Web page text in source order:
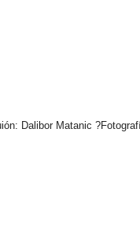
Dalibor Matanic